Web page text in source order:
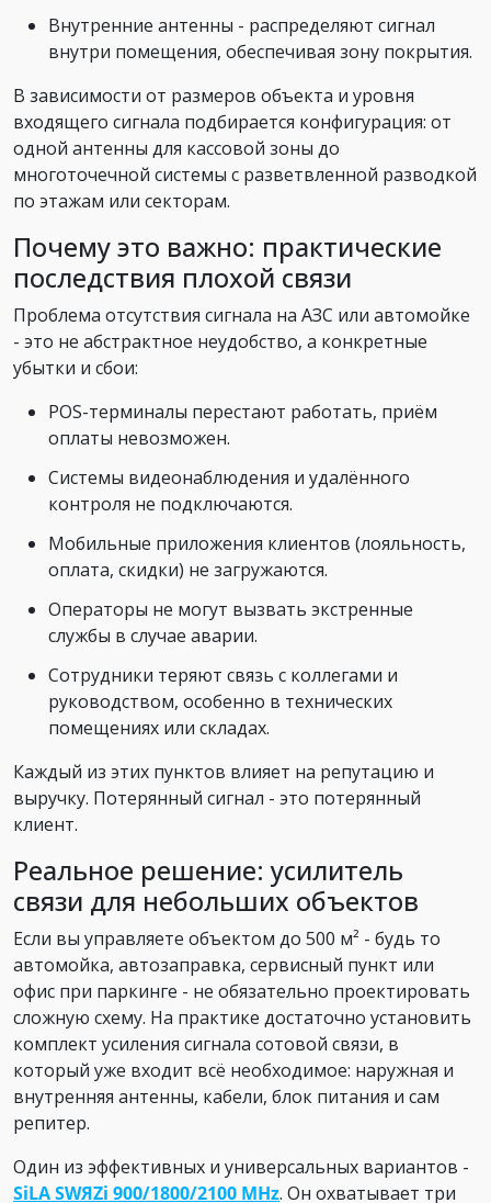
Внутренние антенны - распределяют сигнал
внутри помещения, обеспечивая зону покрытия.
В зависимости от размеров объекта и уровня
входящего сигнала подбирается конфигурация: от
одной антенны для кассовой зоны до
многоточечной системы с разветвленной разводкой
по этажам или секторам.
Почему это важно: практические
последствия плохой связи
Проблема отсутствия сигнала на АЗС или автомойке
- это не абстрактное неудобство, а конкретные
убытки и сбои:
POS-терминалы перестают работать, приём
оплаты невозможен.
Системы видеонаблюдения и удалённого
контроля не подключаются.
Мобильные приложения клиентов (лояльность,
оплата, скидки) не загружаются.
Операторы не могут вызвать экстренные
службы в случае аварии.
Сотрудники теряют связь с коллегами и
руководством, особенно в технических
помещениях или складах.
Каждый из этих пунктов влияет на репутацию и
выручку. Потерянный сигнал - это потерянный
клиент.
Реальное решение: усилитель
связи для небольших объектов
Если вы управляете объектом до 500 м² - будь то
автомойка, автозаправка, сервисный пункт или
офис при паркинге - не обязательно проектировать
сложную схему. На практике достаточно установить
комплект усиления сигнала сотовой связи, в
который уже входит всё необходимое: наружная и
внутренняя антенны, кабели, блок питания и сам
репитер.
Один из эффективных и универсальных вариантов -
SiLA SWЯZi 900/1800/2100 MHz. Он охватывает три